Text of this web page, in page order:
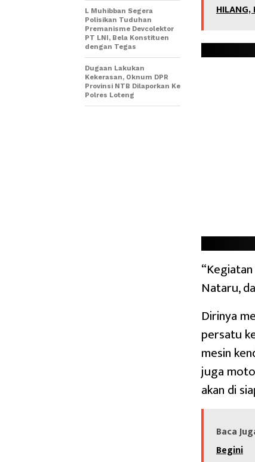
HILANG,
Nataru,
Dirinya
persatu
mesin
juga
akan di
Baca
Begini
L Muhibban Segera
Polisikan Tuduhan
Premanisme Devcolektor
PT LNI, Bela Konstituen
dengan Tegas
Dugaan Lakukan
Kekerasan, Oknum DPR
Provinsi NTB Dilaporkan Ke
Polres Loteng